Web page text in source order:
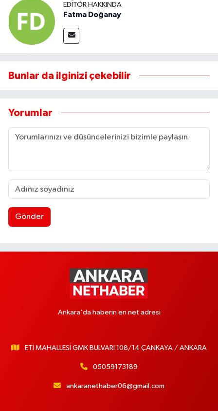
EDITÖR HAKKINDA
Fatma Doğanay
Bunlar da ilginizi çekebilir
Yorumlar
Gönder
Ankara'da haberin en net adresi
ETİ MAHALLESİ GMK BULVARI 108/14 ÇANKAYA / ANKARA
05059173189
ankaranethaber06@gmail.com